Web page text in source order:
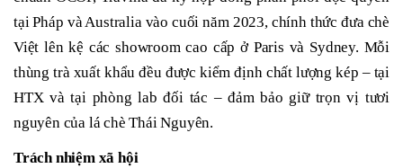
tại Pháp và Australia vào cuối năm 2023, chính thức đưa chè
Việt lên kệ các showroom cao cấp ở Paris và Sydney. Mỗi
thùng trà xuất khẩu đều được kiểm định chất lượng kép – tại
HTX và tại phòng lab đối tác – đảm bảo giữ trọn vị tươi
nguyên của lá chè Thái Nguyên.
Trách nhiệm xã hội